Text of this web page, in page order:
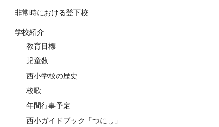
非常時における登下校
学校紹介
教育目標
児童数
西小学校の歴史
校歌
年間行事予定
西小ガイドブック「つにし」